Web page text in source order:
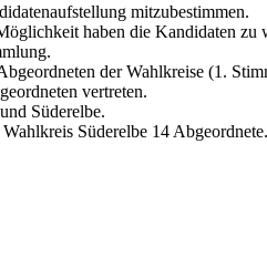
mitzubestimmen.
haben die Kandidaten zu
der Wahlkreise (1.
vertreten.
Süderelbe.
Süderelbe 14 Abgeordnete.